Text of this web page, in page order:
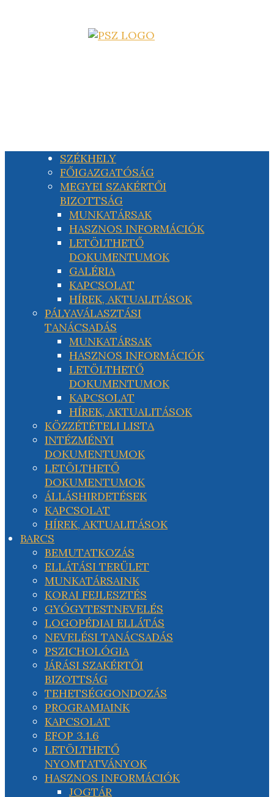
SZÉKHELY
FŐIGAZGATÓSÁG
MEGYEI SZAKÉRTŐI
BIZOTTSÁG
MUNKATÁRSAK
HASZNOS INFORMÁCIÓK
LETÖLTHETŐ
DOKUMENTUMOK
GALÉRIA
KAPCSOLAT
HÍREK, AKTUALITÁSOK
PÁLYAVÁLASZTÁSI
TANÁCSADÁS
MUNKATÁRSAK
HASZNOS INFORMÁCIÓK
LETÖLTHETŐ
DOKUMENTUMOK
KAPCSOLAT
HÍREK, AKTUALITÁSOK
KÖZZÉTÉTELI LISTA
INTÉZMÉNYI
DOKUMENTUMOK
LETÖLTHETŐ
DOKUMENTUMOK
ÁLLÁSHIRDETÉSEK
KAPCSOLAT
HÍREK, AKTUALITÁSOK
BARCS
BEMUTATKOZÁS
ELLÁTÁSI TERÜLET
MUNKATÁRSAINK
KORAI FEJLESZTÉS
GYÓGYTESTNEVELÉS
LOGOPÉDIAI ELLÁTÁS
NEVELÉSI TANÁCSADÁS
PSZICHOLÓGIA
JÁRÁSI SZAKÉRTŐI
BIZOTTSÁG
TEHETSÉGGONDOZÁS
PROGRAMJAINK
KAPCSOLAT
EFOP 3.1.6
LETÖLTHETŐ
NYOMTATVÁNYOK
HASZNOS INFORMÁCIÓK
JOGTÁR